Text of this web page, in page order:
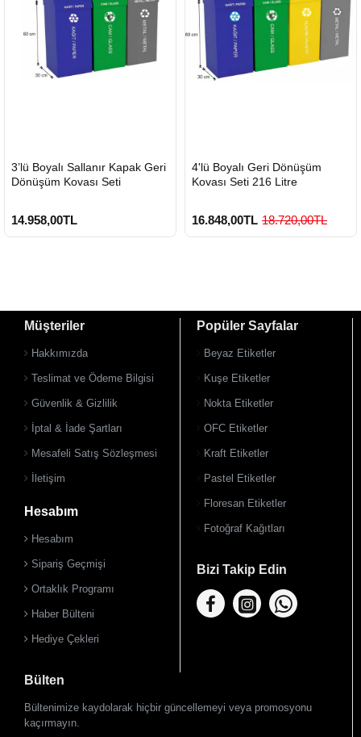
GÖNDERİ
3’lü Boyalı Sallanır Kapak Geri
Dönüşüm Kovası Seti
14.958,00TL
GÖNDERİ
4'lü Boyalı Geri Dönüşüm
Kovası Seti 216 Litre
16.848,00TL 18.720,00TL
Müşteriler
Hakkımızda
Teslimat ve Ödeme Bilgisi
Güvenlik & Gizlilik
İptal & İade Şartları
Mesafeli Satış Sözleşmesi
İletişim
Hesabım
Hesabım
Sipariş Geçmişi
Ortaklık Programı
Haber Bülteni
Hediye Çekleri
Popüler Sayfalar
Beyaz Etiketler
Kuşe Etiketler
Nokta Etiketler
OFC Etiketler
Kraft Etiketler
Pastel Etiketler
Floresan Etiketler
Fotoğraf Kağıtları
Bizi Takip Edin
Bülten
Bültenimize kaydolarak hiçbir güncellemeyi veya promosyonu
kaçırmayın.